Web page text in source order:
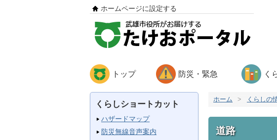
ホームページに設定する
トップ 防災・緊急 く
くらしショートカット
ハザードマップ
防災無線音声案内
ホーム > くらしの
道路